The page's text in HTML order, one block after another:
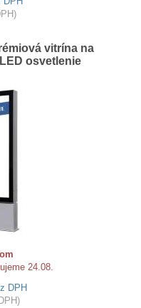
vitrína na
osvetlenie
24.08.
DPH